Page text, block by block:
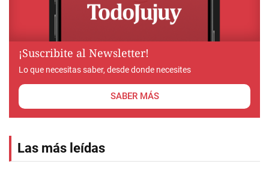
¡Suscribite al Newsletter!
Lo que necesitas saber, desde donde necesites
SABER MÁS
Las más leídas